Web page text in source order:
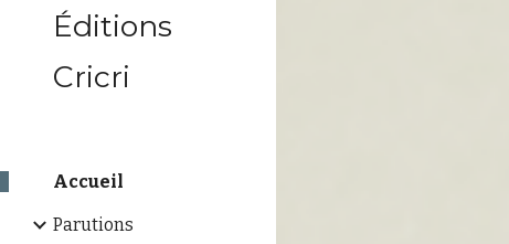
Éditions
Cricri
Accueil
Parutions